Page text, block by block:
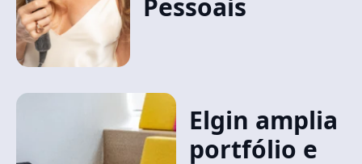
Pessoais
Elgin amplia
portfólio e